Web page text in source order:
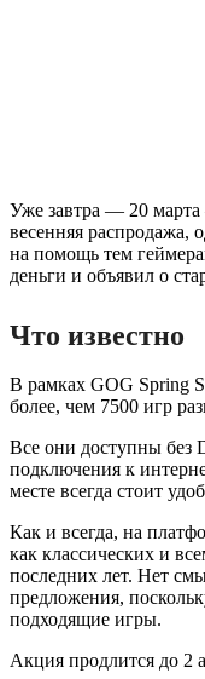
Уже завтра — 20
весенняя распродажа,
на помощь тем
деньги и объявил о
Что известно
В рамках GOG Spring
более, чем 7500 игр
Все они доступны без
подключения к
месте всегда стоит
Как и всегда, на
как классических и
последних лет. Нет
предложения,
подходящие игры.
Акция продлится до 2